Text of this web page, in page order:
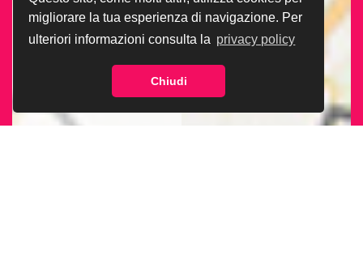
migliorare la tua esperienza di navigazione. Per
ulteriori informazioni consulta la privacy policy
Chiudi